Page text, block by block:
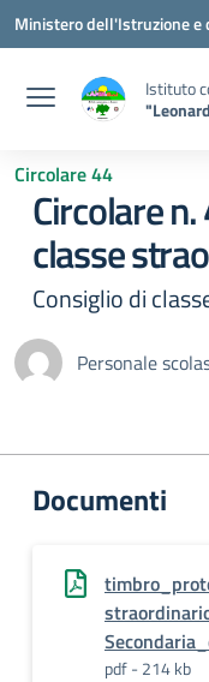
Vai ai contenuti
Vai al menu di navigazione
Vai al footer
Ministero dell'Istruzione e
Istituto
Circolare 44
Circolare
classe
Consiglio di
Personale
Documenti
pdf - 214 kb